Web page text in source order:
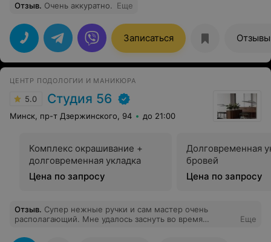
Отзыв. Очень аккуратно. Еще
Записаться Отзывы
ЦЕНТР ПОДОЛОГИИ И МАНИКЮРА
5.0 Студия 56
Минск, пр-т Дзержинского, 94 до 21:00
Комплекс окрашивание +
долговременная укладка
Цена по запросу
Долговременная
бровей
Цена по запросу
Отзыв. Супер нежные ручки и сам мастер очень
располагающий. Мне удалось заснуть во время
рукой сняло! Спасибо!
Еще